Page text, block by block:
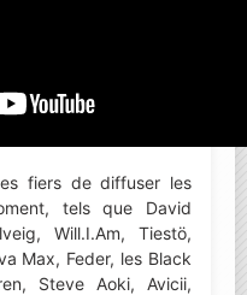
fiers de diffuser les
tels que David
Will.I.Am, Tiestö,
Max, Feder, les Black
Steve Aoki, Avicii,